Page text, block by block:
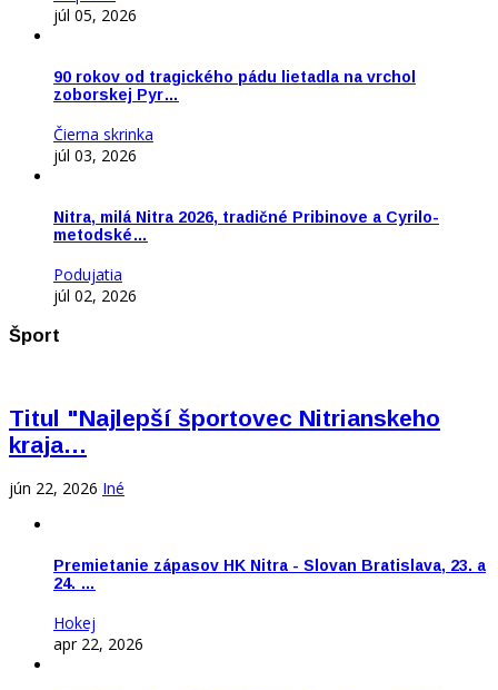
júl 05, 2026
90 rokov od tragického pádu lietadla na vrchol
zoborskej Pyr…
Čierna skrinka
júl 03, 2026
Nitra, milá Nitra 2026, tradičné Pribinove a Cyrilo-
metodské…
Podujatia
júl 02, 2026
Šport
Titul "Najlepší športovec Nitrianskeho
kraja…
jún 22, 2026 Iné
Premietanie zápasov HK Nitra - Slovan Bratislava, 23. a
24. …
Hokej
apr 22, 2026